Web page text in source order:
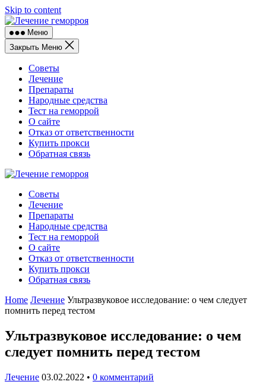
Skip to content
Меню
Закрыть Меню
Советы
Лечение
Препараты
Народные средства
Тест на геморрой
О сайте
Отказ от ответственности
Купить прокси
Обратная связь
Советы
Лечение
Препараты
Народные средства
Тест на геморрой
О сайте
Отказ от ответственности
Купить прокси
Обратная связь
Home Лечение Ультразвуковое исследование: о чем следует
помнить перед тестом
Ультразвуковое исследование: о чем
следует помнить перед тестом
Лечение 03.02.2022 • 0 комментарий